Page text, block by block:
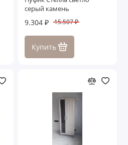
серый камень
9.304 ₽ 15.507 ₽
Купить